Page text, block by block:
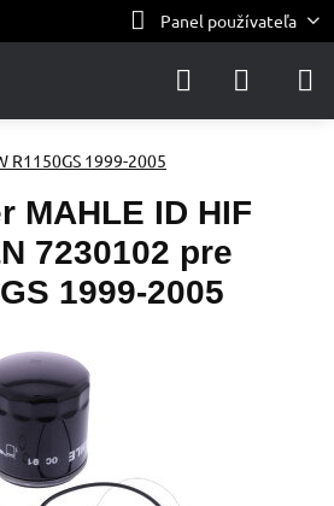
Panel používateľa
R1150GS 1999-2005
MAHLE ID HIF
7230102 pre
1999-2005